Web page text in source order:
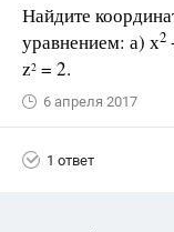
Найдите
уравнением: а) х2
z2 = 2.
6 апреля 2017
1 ответ